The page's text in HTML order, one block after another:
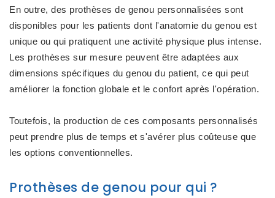
En outre, des prothèses de genou personnalisées sont
disponibles pour les patients dont l'anatomie du genou est
unique ou qui pratiquent une activité physique plus intense.
Les prothèses sur mesure peuvent être adaptées aux
dimensions spécifiques du genou du patient, ce qui peut
améliorer la fonction globale et le confort après l'opération.
Toutefois, la production de ces composants personnalisés
peut prendre plus de temps et s'avérer plus coûteuse que
les options conventionnelles.
Prothèses de genou pour qui ?